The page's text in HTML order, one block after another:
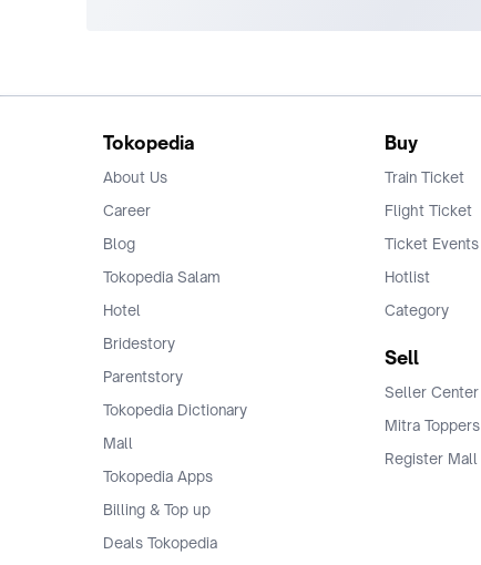
Tokopedia
About Us
Career
Blog
Tokopedia Salam
Hotel
Bridestory
Parentstory
Tokopedia Dictionary
Mall
Tokopedia Apps
Billing & Top up
Deals Tokopedia
Buy
Train Ticket
Flight Ticket
Ticket Events
Hotlist
Category
Sell
Seller Center
Mitra Toppers
Register Mall